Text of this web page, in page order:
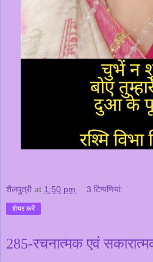
शैलपुत्री at 1:50 pm 3 टिप्‍पणियां:
शेयर करें
285-रचनात्मक एवं